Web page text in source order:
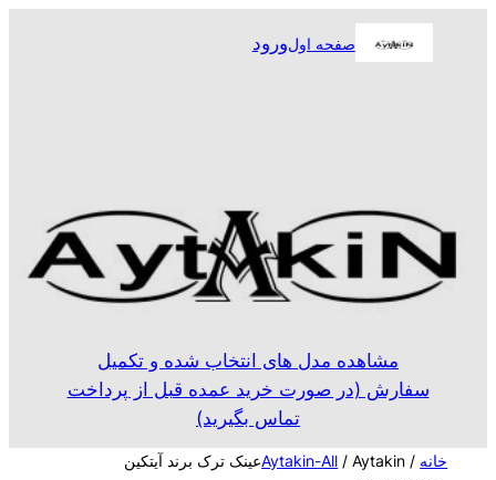
صفحه اولورود
مشاهده مدل های انتخاب شده و تکمیل
سفارش (در صورت خرید عمده قبل از پرداخت
تماس بگیرید)
خانه /
Aytakin-All/ Aytakinعینک ترک برند آیتکین